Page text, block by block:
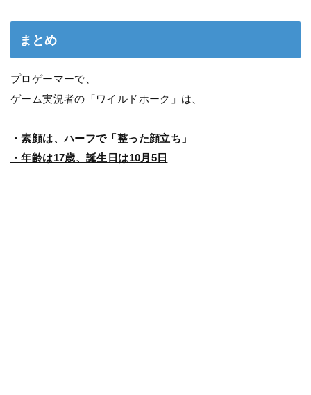
まとめ
プロゲーマーで、
ゲーム実況者の「ワイルドホーク」は、
・素顔は、ハーフで「整った顔立ち」
・年齢は17歳、誕生日は10月5日